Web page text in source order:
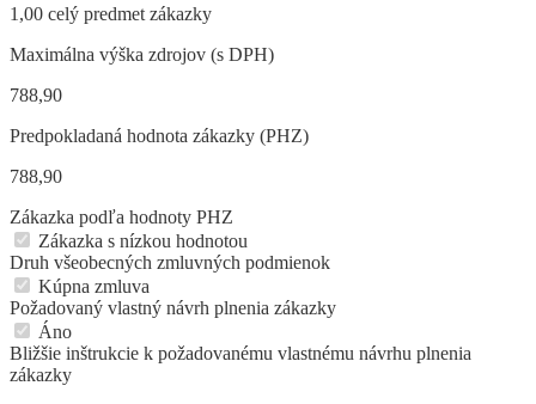
1,00 celý predmet zákazky
Maximálna výška zdrojov (s DPH)
788,90
Predpokladaná hodnota zákazky (PHZ)
788,90
Zákazka podľa hodnoty PHZ
Zákazka s nízkou hodnotou
Druh všeobecných zmluvných podmienok
Kúpna zmluva
Požadovaný vlastný návrh plnenia zákazky
Áno
Bližšie inštrukcie k požadovanému vlastnému návrhu plnenia
zákazky